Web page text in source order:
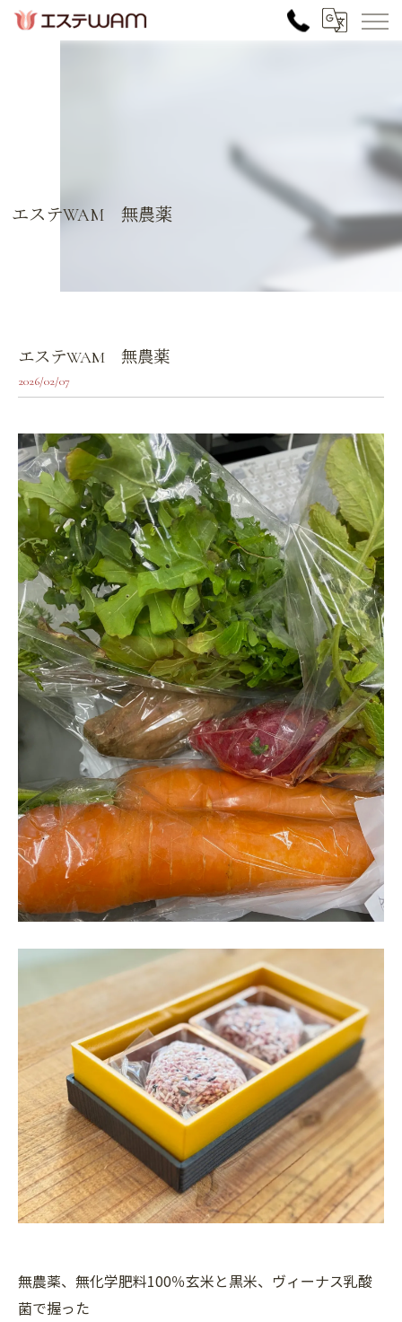
エステWAM 無農薬
エステWAM 無農薬
2026/02/07
無農薬、無化学肥料100％玄米と黒米、ヴィーナス乳酸
菌で握った